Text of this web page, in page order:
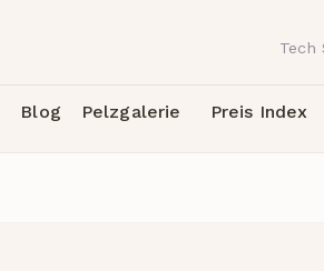
Tech
Blog Pelzgalerie Preis Index